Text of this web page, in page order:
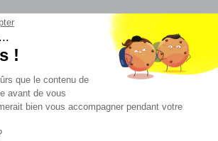
!
que le contenu de
avant de vous
bien vous accompagner pendant votre
à la newsletter
sur nos produits et les offres du